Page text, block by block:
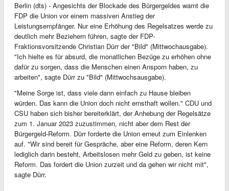
Berlin (dts) - Angesichts der Blockade des Bürgergeldes warnt die
FDP die Union vor einem massiven Anstieg der
Leistungsempfänger. Nur eine Erhöhung des Regelsatzes werde zu
deutlich mehr Beziehern führen, sagte der FDP-
Fraktionsvorsitzende Christian Dürr der "Bild" (Mittwochausgabe).
"Ich hielte es für absurd, die monatlichen Bezüge zu erhöhen ohne
dafür zu sorgen, dass die Menschen einen Ansporn haben, zu
arbeiten", sagte Dürr zu "Bild" (Mittwochsausgabe).
"Meine Sorge ist, dass viele dann einfach zu Hause bleiben
würden. Das kann die Union doch nicht ernsthaft wollen." CDU und
CSU haben sich bisher bereiterklärt, der Anhebung der Regelsätze
zum 1. Januar 2023 zuzustimmen, nicht aber dem Rest der
Bürgergeld-Reform. Dürr forderte die Union erneut zum Einlenken
auf. "Wir sind bereit für Gespräche, aber eine Reform, deren Kern
lediglich darin besteht, Arbeitslosen mehr Geld zu geben, ist keine
Reform. Das fordert die Union zurzeit und da gehen wir nicht mit",
sagte Dürr.